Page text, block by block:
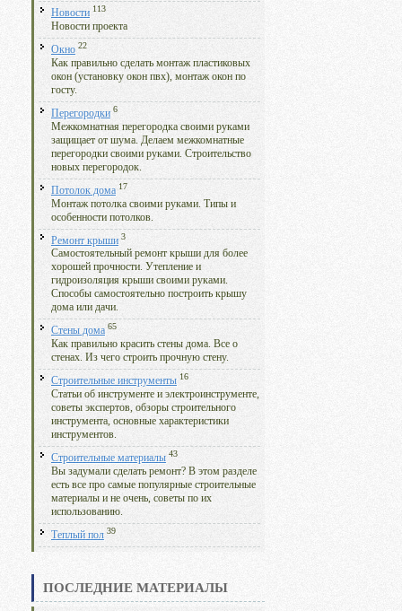
Новости 113
Новости проекта
Окно 22
Как правильно сделать монтаж пластиковых
окон (установку окон пвх), монтаж окон по
госту.
Перегородки 6
Межкомнатная перегородка своими руками
защищает от шума. Делаем межкомнатные
перегородки своими руками. Строительство
новых перегородок.
Потолок дома 17
Монтаж потолка своими руками. Типы и
особенности потолков.
Ремонт крыши 3
Самостоятельный ремонт крыши для более
хорошей прочности. Утепление и
гидроизоляция крыши своими руками.
Способы самостоятельно построить крышу
дома или дачи.
Стены дома 65
Как правильно красить стены дома. Все о
стенах. Из чего строить прочную стену.
Строительные инструменты 16
Статьи об инструменте и электроинструменте,
советы экспертов, обзоры строительного
инструмента, основные характеристики
инструментов.
Строительные материалы 43
Вы задумали сделать ремонт? В этом разделе
есть все про самые популярные строительные
материалы и не очень, советы по их
использованию.
Теплый пол 39
ПОСЛЕДНИЕ МАТЕРИАЛЫ